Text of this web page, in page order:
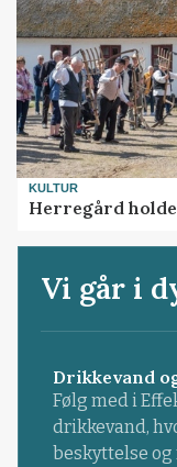
KULTUR
Herregård
Vi går i
Drikkevand
Følg med i
drikkevand,
beskyttelse